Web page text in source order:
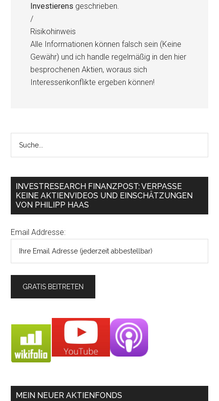
Investierens geschrieben.
/
Risikohinweis
Alle Informationen können falsch sein (Keine
Gewähr) und ich handle regelmäßig in den hier
besprochenen Aktien, woraus sich
Interessenkonflikte ergeben können!
INVESTRESEARCH FINANZPOST: VERPASSE
KEINE AKTIENVIDEOS UND EINSCHÄTZUNGEN
VON PHILIPP HAAS
Email Addresse:
MEIN NEUER AKTIENFONDS